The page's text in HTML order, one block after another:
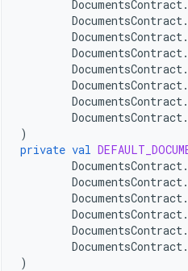
DocumentsContract.
DocumentsContract.
DocumentsContract.
DocumentsContract.
DocumentsContract.
DocumentsContract.
DocumentsContract.
DocumentsContract.
)
private val
DocumentsContract.
DocumentsContract.
DocumentsContract.
DocumentsContract.
DocumentsContract.
DocumentsContract.
)